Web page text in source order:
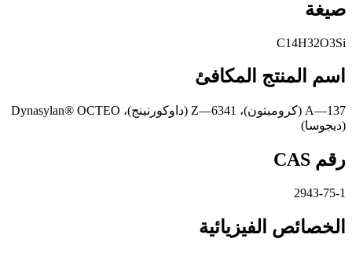
صيغة
C14H32O3Si
اسم المنتج المكافئ
A—137 (كرومبتون)، Z—6341 (داوكورنينج)، Dynasylan® OCTEO
(ديجوسا)
رقم CAS
2943-75-1
الخصائص الفيزيائية